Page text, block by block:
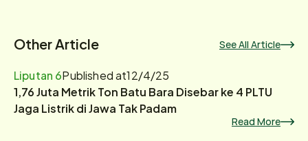
Other Article See All Article
Liputan 6Published at12/4/25
1,76 Juta Metrik Ton Batu Bara Disebar ke 4 PLTU
Jaga Listrik di Jawa Tak Padam
Read More